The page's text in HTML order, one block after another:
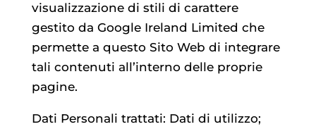
visualizzazione di stili di carattere
gestito da Google Ireland Limited che
permette a questo Sito Web di integrare
tali contenuti all’interno delle proprie
pagine.
Dati Personali trattati: Dati di utilizzo;